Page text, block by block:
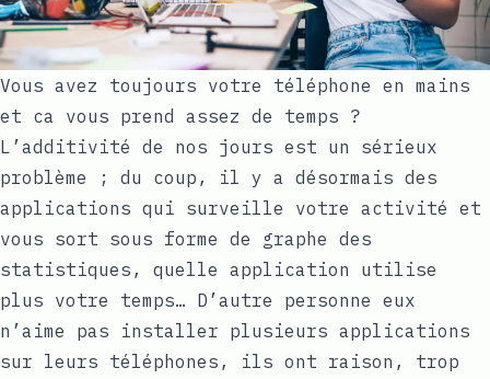
Vous avez toujours votre téléphone en mains
et ca vous prend assez de temps ?
L’additivité de nos jours est un sérieux
problème ; du coup, il y a désormais des
applications qui surveille votre activité et
vous sort sous forme de graphe des
statistiques, quelle application utilise
plus votre temps… D’autre personne eux
n’aime pas installer plusieurs applications
sur leurs téléphones, ils ont raison, trop